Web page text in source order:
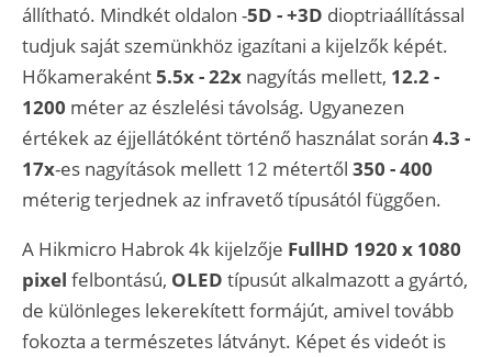
állítható. Mindkét oldalon -5D - +3D dioptriaállítással
tudjuk saját szemünkhöz igazítani a kijelzők képét.
Hőkameraként5.5x - 22x nagyítás mellett, 12.2 -
1200 méter az észlelési távolság. Ugyanezen
értékek az éjjellátóként történő használat során 4.3 -
17x-es nagyítások mellett 12 métertől 350 - 400
méterig terjednek az infravető típusától függően.
A Hikmicro Habrok 4k kijelzője FullHD 1920 x 1080
pixel felbontású, OLED típusút alkalmazott a gyártó,
de különleges lekerekített formájút, amivel tovább
fokozta a természetes látványt. Képet és videót is